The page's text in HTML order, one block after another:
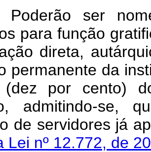
ser
para função
direta,
permanente da
por cento)
admitindo-se,
de
Lei nº 12.772, de